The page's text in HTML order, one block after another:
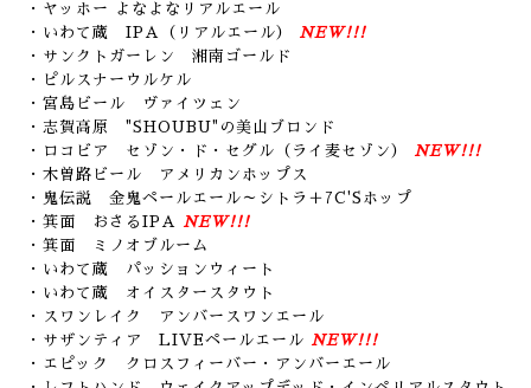
・ヤッホー よなよなリアルエール
・いわて蔵 IPA（リアルエール）
NEW!!!
・サンクトガーレン 湘南ゴールド
・ピルスナーウルケル
・宮島ビール ヴァイツェン
・志賀高原 "SHOUBU"の美山ブロンド
・ロコビア セゾン・ド・セグル（ライ麦セゾン）
NEW!!!
・木曽路ビール アメリカンホップス
・鬼伝説 金鬼ペールエール～シトラ＋7C'Sホップ
・箕面 おさるIPA
NEW!!!
・箕面 ミノオブルーム
・いわて蔵 パッションウィート
・いわて蔵 オイスタースタウト
・スワンレイク アンバースワンエール
・サザンティア LIVEペールエール NEW!!!
・エピック クロスフィーバー・アンバーエール